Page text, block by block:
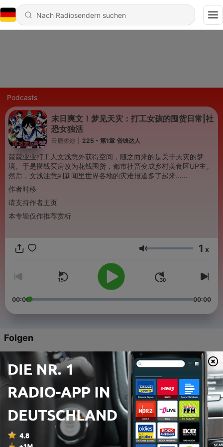
Podcasts
末日爽文！梦见天灾：打工女孩的囤货日常|社
恐女独活
云鹿柔迩 225 - 第1章 省钱达人
兢兢业业打工人文浅意外获得空间，随之而来的是关于天灾的梦
境。于是攒钱买房改为花钱囤货，都市社畜变成乡村美食区UP主。
然后，文浅注意到新闻里世界各地的灾难报道多了起来……
作者时移
请支持作者主页
本专辑仅作推荐赏析
Lautstärke 1 x
00:00 00:00
Folgen
225 第1章 省钱达人
04 Mär. 2024
224 - 第2章 发卡上的珍珠
第3章 随身空间
04 Mär. 2024